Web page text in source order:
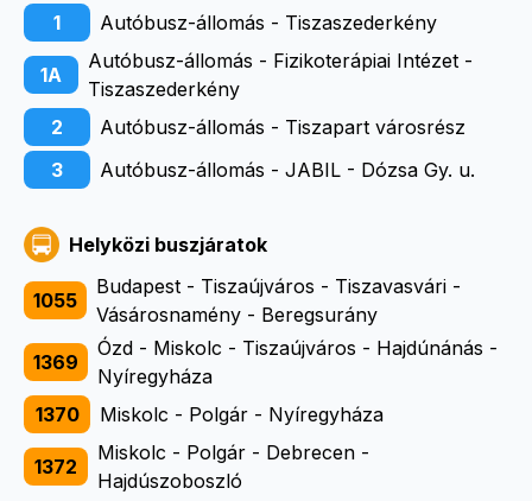
1
Autóbusz-állomás - Tiszaszederkény
1A
Autóbusz-állomás - Fizikoterápiai Intézet -
Tiszaszederkény
2
Autóbusz-állomás - Tiszapart városrész
3
Autóbusz-állomás - JABIL - Dózsa Gy. u.
Helyközi buszjáratok
1055
Budapest - Tiszaújváros - Tiszavasvári -
Vásárosnamény - Beregsurány
1369
Ózd - Miskolc - Tiszaújváros - Hajdúnánás -
Nyíregyháza
1370
Miskolc - Polgár - Nyíregyháza
1372
Miskolc - Polgár - Debrecen -
Hajdúszoboszló